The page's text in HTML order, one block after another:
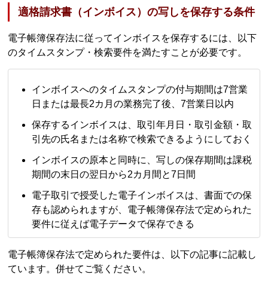
適格請求書（インボイス）の写しを保存する条件
電子帳簿保存法に従ってインボイスを保存するには、以下
のタイムスタンプ・検索要件を満たすことが必要です。
インボイスへのタイムスタンプの付与期間は7営業
日または最長2カ月の業務完了後、7営業日以内
保存するインボイスは、取引年月日・取引金額・取
引先の氏名または名称で検索できるようにしておく
インボイスの原本と同時に、写しの保存期間は課税
期間の末日の翌日から2カ月間と7日間
電子取引で授受した電子インボイスは、書面での保
存も認められますが、電子帳簿保存法で定められた
要件に従えば電子データで保存できる
電子帳簿保存法で定められた要件は、以下の記事に記載し
ています。併せてご覧ください。